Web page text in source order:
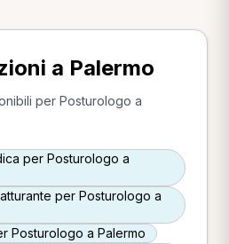
a Palermo
per Posturologo a
per Posturologo a
per Posturologo a
Posturologo a Palermo